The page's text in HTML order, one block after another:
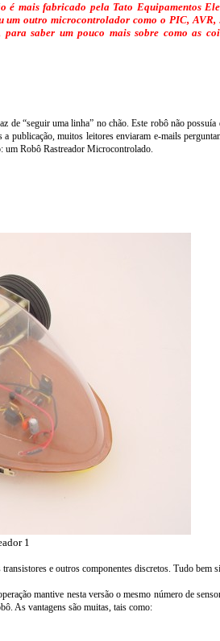
mais fabricado pela Tato Equipamentos
um outro microcontrolador como o PIC,
saber um pouco mais sobre como as
“seguir uma linha” no chão. Este robô não possuía
publicação, muitos leitores enviaram e-mails
um Robô Rastreador Microcontrolado.
1
e outros componentes discretos. Tudo bem
mantive nesta versão o mesmo número de
As vantagens são muitas, tais como: